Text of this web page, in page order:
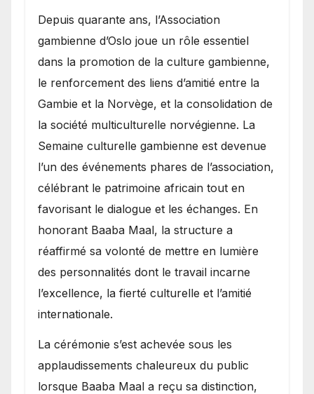
​Depuis quarante ans, l’Association
gambienne d’Oslo joue un rôle essentiel
dans la promotion de la culture gambienne,
le renforcement des liens d’amitié entre la
Gambie et la Norvège, et la consolidation de
la société multiculturelle norvégienne. La
Semaine culturelle gambienne est devenue
l’un des événements phares de l’association,
célébrant le patrimoine africain tout en
favorisant le dialogue et les échanges. En
honorant Baaba Maal, la structure a
réaffirmé sa volonté de mettre en lumière
des personnalités dont le travail incarne
l’excellence, la fierté culturelle et l’amitié
internationale.
​La cérémonie s’est achevée sous les
applaudissements chaleureux du public
lorsque Baaba Maal a reçu sa distinction,